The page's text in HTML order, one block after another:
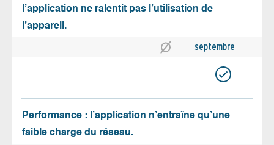
l’application ne ralentit pas l’utilisation de
l’appareil.
septembre
Performance : l’application n’entraîne qu’une
faible charge du réseau.